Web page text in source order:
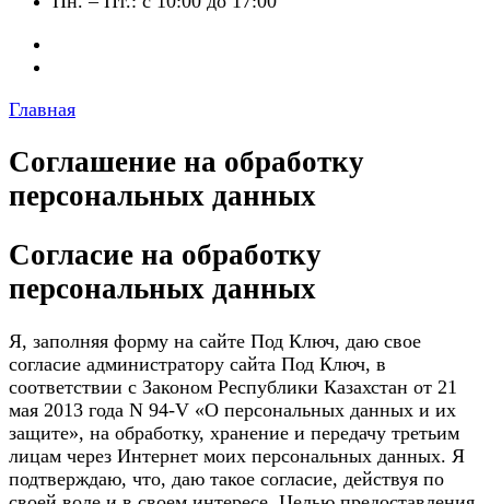
Главная
Соглашение на обработку
персональных данных
Согласие на обработку
персональных данных
Я, заполняя форму на сайте Под Ключ, даю свое
согласие администратору сайта Под Ключ, в
соответствии с Законом Республики Казахстан от 21
мая 2013 года N 94-V «О персональных данных и их
защите», на обработку, хранение и передачу третьим
лицам через Интернет моих персональных данных. Я
подтверждаю, что, даю такое согласие, действуя по